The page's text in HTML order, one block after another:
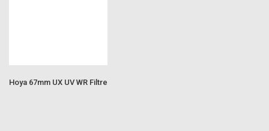
Hoya 67mm UX UV WR Filtre